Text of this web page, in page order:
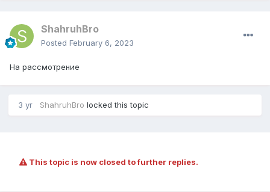
ShahruhBro
Posted February 6, 2023
На рассмотрение
3 yr ShahruhBro locked this topic
This topic is now closed to further replies.